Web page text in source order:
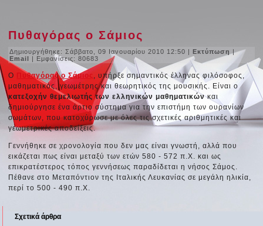
Πυθαγόρας ο Σάμιος
Δημιουργήθηκε: Σάββατο, 09 Ιανουαρίου 2010 12:50 |Εκτύπωση |
Email | Εμφανίσεις: 80683
Ο Πυθαγόρας ο Σάμιος , υπήρξε σημαντικός έλληναςφιλόσοφος ,
μαθηματικός, γεωμέτρης και θεωρητικός της μουσικής. Είναι ο
κατεξοχήν θεμελιωτής των ελληνικών μαθηματικώνκαι
δημιούργησε ένα άρτιο σύστημα για την επιστήμη των ουρανίων
σωμάτων, που κατοχύρωσε με όλες τις σχετικές αριθμητικές και
γεωμετρικές αποδείξεις.
Γεννήθηκε σε χρονολογία που δεν μας είναι γνωστή, αλλά που
εικάζεται πως είναι μεταξύ των ετών 580 - 572 π.Χ. και ως
επικρατέστερος τόπος γεννήσεως παραδίδεται η νήσος Σάμος.
Πέθανε στο Μεταπόντιον της Ιταλικής Λευκανίας σε μεγάλη ηλικία,
περί το 500 - 490 π.Χ.
Σχετικά άρθρα